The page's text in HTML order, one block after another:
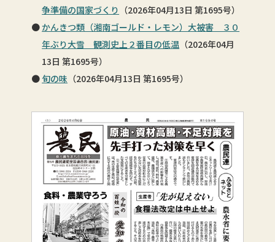
争準備の国家づくり （2026年04月13日 第1695号）
かんきつ類（湘南ゴールド・レモン）大被害 ３０
年ぶり大雪 観測史上２番目の低温 （2026年04月
13日 第1695号）
旬の味 （2026年04月13日 第1695号）